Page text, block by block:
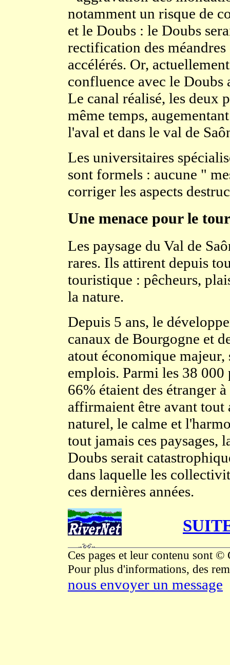
notamment un risque de
et le Doubs : le Doubs
rectification des
accélérés. Or,
confluence avec le Doubs
Le canal réalisé, les deux
même temps,
l'aval et dans le val de
Les universitaires
sont formels : aucune "
corriger les aspects
Une menace pour le
Les paysage du Val de
rares. Ils attirent depuis
touristique : pêcheurs,
la nature.
Depuis 5 ans, le
canaux de Bourgogne et
atout économique
emplois. Parmi les 38
66% étaient des étranger
affirmaient être avant tout
naturel, le calme et
tout jamais ces paysages,
Doubs serait
dans laquelle les
ces dernières années.
Ces pages et leur contenu sont
Pour plus d'informations, des
nous envoyer un message